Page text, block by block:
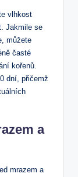
vlhkost
Jakmile se
můžete
časté
kořenů.
dní, ‌přičemž
a
mrazem a